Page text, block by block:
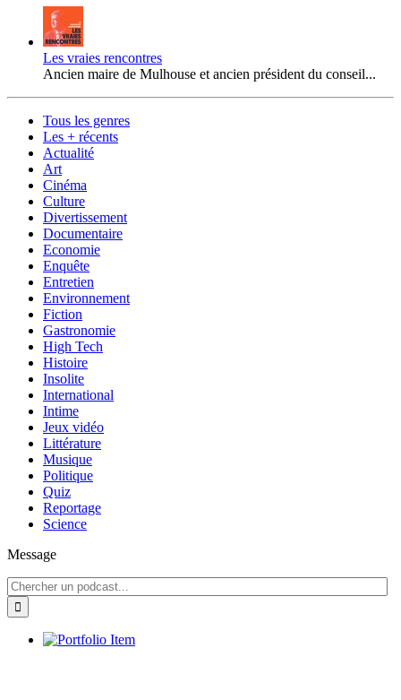
Les vraies rencontres
Ancien maire de Mulhouse et ancien président du conseil...
Tous les genres
Les + récents
Actualité
Art
Cinéma
Culture
Divertissement
Documentaire
Economie
Enquête
Entretien
Environnement
Fiction
Gastronomie
High Tech
Histoire
Insolite
International
Intime
Jeux vidéo
Littérature
Musique
Politique
Quiz
Reportage
Science
Message